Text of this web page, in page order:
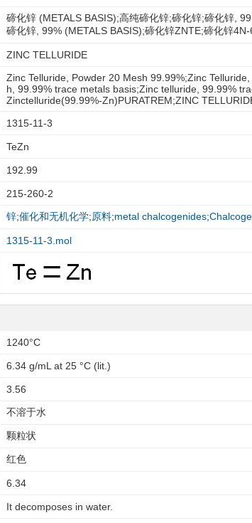
碲化锌 (METALS BASIS);高纯碲化锌;碲化锌;碲化锌,
碲化锌, 99% (METALS BASIS);碲化锌ZNTE;碲化锌4N-
ZINC TELLURIDE
Zinc Telluride, Powder 20 Mesh 99.99%;Zinc
h, 99.99% trace metals basis;Zinc telluride, 99.99%
Zinctelluride(99.99%-Zn)PURATREM;ZINC
1315-11-3
TeZn
192.99
215-260-2
锌;催化和无机化学;原料;metal chalcogenides;
1315-11-3.mol
1240°C
6.34 g/mL at 25 °C (lit.)
3.56
不溶于水
颗粒状
红色
6.34
It decomposes in water.